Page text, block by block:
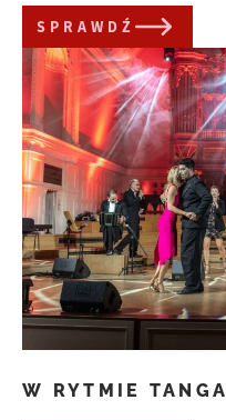
SPRAWDŹ
W RYTMIE TANGA